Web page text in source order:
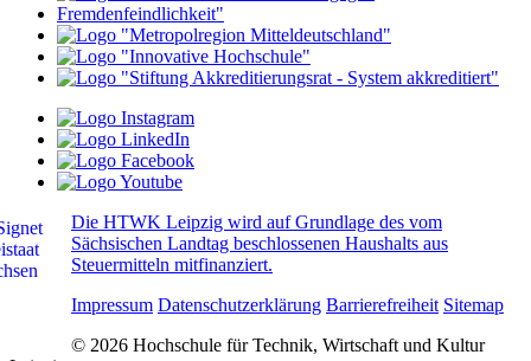
Die HTWK Leipzig wird auf Grundlage des vom
Sächsischen Landtag beschlossenen Haushalts aus
Steuermitteln mitfinanziert.
Impressum Datenschutzerklärung Barrierefreiheit Sitemap
© 2026 Hochschule für Technik, Wirtschaft und Kultur